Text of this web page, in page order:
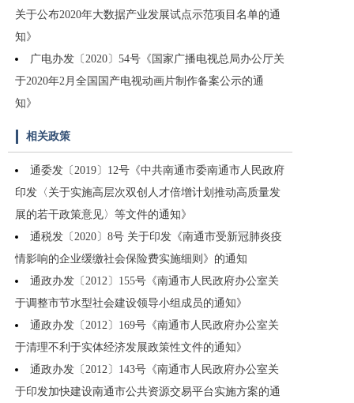
关于公布2020年大数据产业发展试点示范项目名单的通
知》
广电办发〔2020〕54号《国家广播电视总局办公厅关
于2020年2月全国国产电视动画片制作备案公示的通
知》
相关政策
通委发〔2019〕12号《中共南通市委南通市人民政府
印发〈关于实施高层次双创人才倍增计划推动高质量发
展的若干政策意见〉等文件的通知》
通税发〔2020〕8号 关于印发《南通市受新冠肺炎疫
情影响的企业缓缴社会保险费实施细则》的通知
通政办发〔2012〕155号《南通市人民政府办公室关
于调整市节水型社会建设领导小组成员的通知》
通政办发〔2012〕169号《南通市人民政府办公室关
于清理不利于实体经济发展政策性文件的通知》
通政办发〔2012〕143号《南通市人民政府办公室关
于印发加快建设南通市公共资源交易平台实施方案的通